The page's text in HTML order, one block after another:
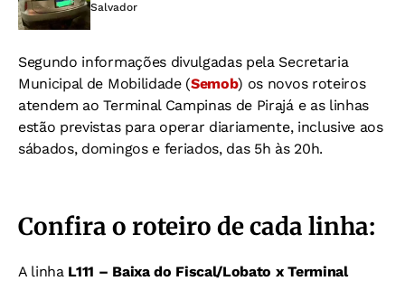
Salvador
Segundo informações divulgadas pela Secretaria
Municipal de Mobilidade (Semob) os novos roteiros
atendem ao Terminal Campinas de Pirajá e as linhas
estão previstas para operar diariamente, inclusive aos
sábados, domingos e feriados, das 5h às 20h.
Confira o roteiro de cada linha:
A linhaL111 – Baixa do Fiscal/Lobato x Terminal